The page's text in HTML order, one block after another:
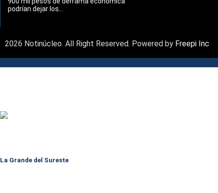
podrían dejar los...
2026 Notinúcleo. All Right Reserved. Powered by Freepi Inc
La Grande del Sureste